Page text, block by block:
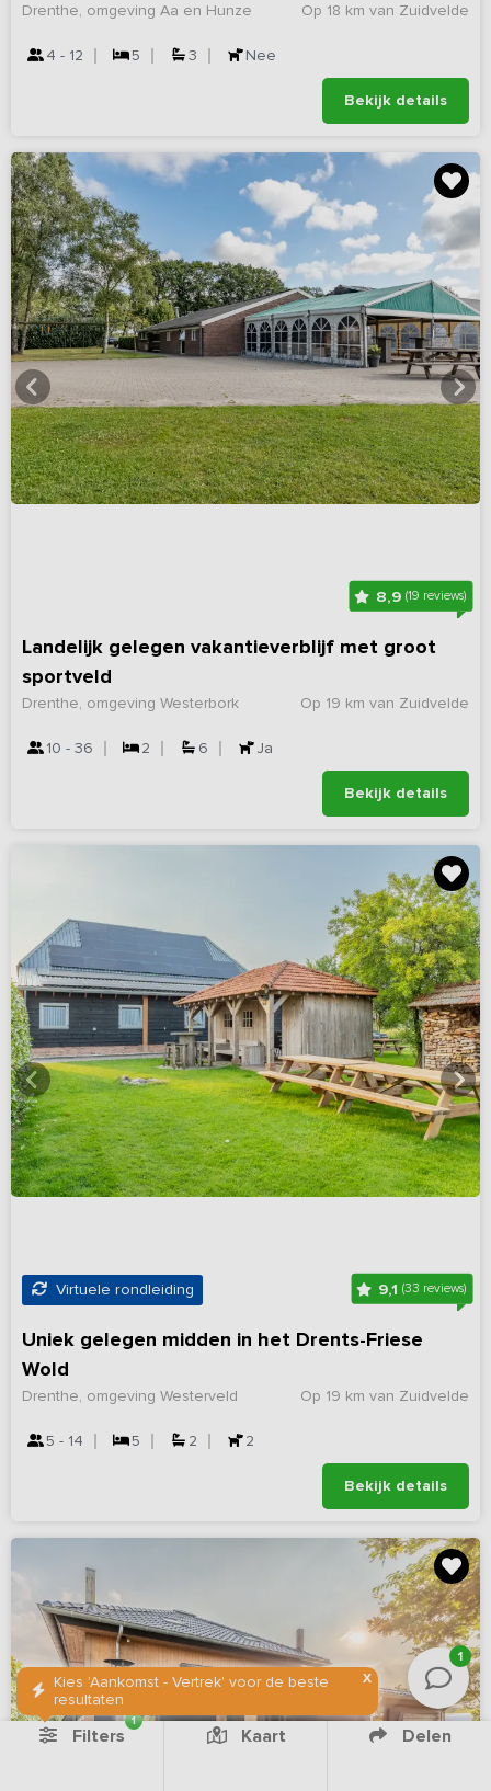
Op 18 km van Zuidvelde
Drenthe, omgeving Aa en Hunze
4 - 12 5 3 Nee
Bekijk details
8,9(19 reviews)
Landelijk gelegen vakantieverblijf met groot
sportveld
Op 19 km van Zuidvelde
Drenthe, omgeving Westerbork
10 - 36 2 6 Ja
Bekijk details
Virtuele rondleiding 9,1(33 reviews)
Uniek gelegen midden in het Drents-Friese
Wold
Op 19 km van Zuidvelde
Drenthe, omgeving Westerveld
5 - 14 5 2 2
Bekijk details
X
Kies 'Aankomst - Vertrek' voor de beste
resultaten
1
Filters
1
Kaart Delen